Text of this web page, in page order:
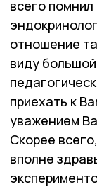
всего
отношение
виду
приехать к
уважением
Скорее
вполне